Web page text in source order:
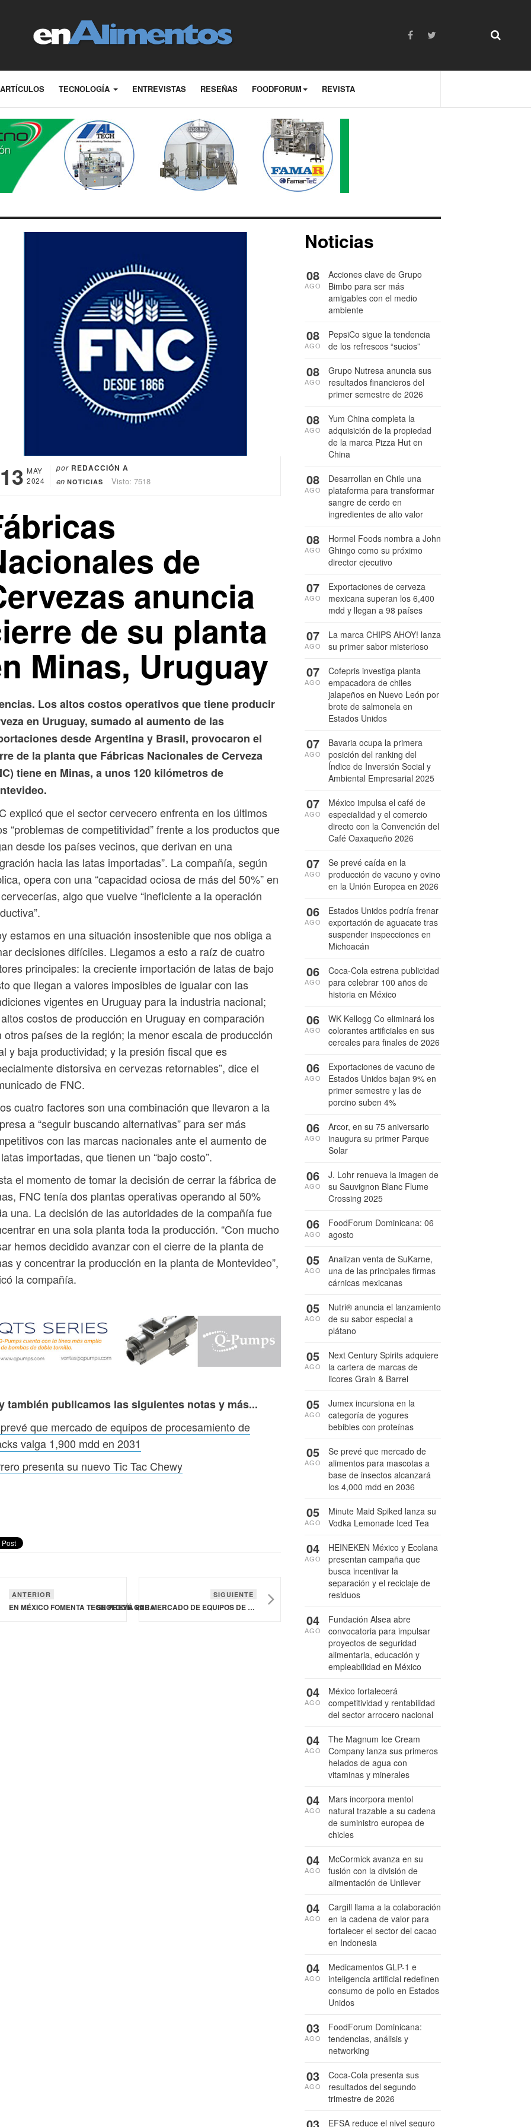
ARTÍCULOS TECNOLOGÍA ENTREVISTAS RESEÑAS FOODFORUM REVISTA
13 MAY
2024
por REDACCIÓN A
en NOTICIAS Visto: 7518
de
anuncia
de su planta
Minas, Uruguay
Los altos costos operativos que tiene producir
en Uruguay, sumado al aumento de las
desde Argentina y Brasil, provocaron el
de la planta que Fábricas Nacionales de Cerveza
tiene en Minas, a unos 120 kilómetros de
explicó que el sector cervecero enfrenta en los últimos
“problemas de competitividad” frente a los productos que
desde los países vecinos, que derivan en una
hacia las latas importadas”. La compañía, según
opera con una “capacidad ociosa de más del 50%” en
algo que vuelve “ineficiente a la operación
estamos en una situación insostenible que nos obliga a
decisiones difíciles. Llegamos a esto a raíz de cuatro
principales: la creciente importación de latas de bajo
que llegan a valores imposibles de igualar con las
vigentes en Uruguay para la industria nacional;
costos de producción en Uruguay en comparación
otros países de la región; la menor escala de producción
y baja productividad; y la presión fiscal que es
distorsiva en cervezas retornables”, dice el
de FNC.
cuatro factores son una combinación que llevaron a la
a “seguir buscando alternativas” para ser más
con las marcas nacionales ante el aumento de
importadas, que tienen un “bajo costo”.
el momento de tomar la decisión de cerrar la fábrica de
FNC tenía dos plantas operativas operando al 50%
una. La decisión de las autoridades de la compañía fue
en una sola planta toda la producción. “Con mucho
hemos decidido avanzar con el cierre de la planta de
y concentrar la producción en la planta de Montevideo”,
la compañía.
también publicamos las siguientes notas y más...
que mercado de equipos de procesamiento de
valga 1,900 mdd en 2031
presenta su nuevo Tic Tac Chewy
ANTERIOR
EN MÉXICO FOMENTA TECNOLOGÍA PARA CULTIVAR AHUAUTLE (AMARANTO) COMO ALTERNATIVA DE ALIMENTO
SIGUIENTE
SE PREVÉ QUE MERCADO DE EQUIPOS DE PROCESAMIENTO DE SNACKS VALGA 1,900 MDD EN 2031
Noticias
Acciones clave de Grupo
Bimbo para ser más
amigables con el medio
ambiente
08
AGO
PepsiCo sigue la tendencia
de los refrescos “sucios”
08
AGO
Grupo Nutresa anuncia sus
resultados financieros del
primer semestre de 2026
08
AGO
Yum China completa la
adquisición de la propiedad
de la marca Pizza Hut en
China
08
AGO
Desarrollan en Chile una
plataforma para transformar
sangre de cerdo en
ingredientes de alto valor
08
AGO
Hormel Foods nombra a John
Ghingo como su próximo
director ejecutivo
08
AGO
Exportaciones de cerveza
mexicana superan los 6,400
mdd y llegan a 98 países
07
AGO
La marca CHIPS AHOY! lanza
su primer sabor misterioso
07
AGO
Cofepris investiga planta
empacadora de chiles
jalapeños en Nuevo León por
brote de salmonela en
Estados Unidos
07
AGO
Bavaria ocupa la primera
posición del ranking del
Índice de Inversión Social y
Ambiental Empresarial 2025
07
AGO
México impulsa el café de
especialidad y el comercio
directo con la Convención del
Café Oaxaqueño 2026
07
AGO
Se prevé caída en la
producción de vacuno y ovino
en la Unión Europea en 2026
07
AGO
Estados Unidos podría frenar
exportación de aguacate tras
suspender inspecciones en
Michoacán
06
AGO
Coca-Cola estrena publicidad
para celebrar 100 años de
historia en México
06
AGO
WK Kellogg Co eliminará los
colorantes artificiales en sus
cereales para finales de 2026
06
AGO
Exportaciones de vacuno de
Estados Unidos bajan 9% en
primer semestre y las de
porcino suben 4%
06
AGO
Arcor, en su 75 aniversario
inaugura su primer Parque
Solar
06
AGO
J. Lohr renueva la imagen de
su Sauvignon Blanc Flume
Crossing 2025
06
AGO
FoodForum Dominicana: 06
agosto
06
AGO
Analizan venta de SuKarne,
una de las principales firmas
cárnicas mexicanas
05
AGO
Nutri® anuncia el lanzamiento
de su sabor especial a
plátano
05
AGO
Next Century Spirits adquiere
la cartera de marcas de
licores Grain & Barrel
05
AGO
Jumex incursiona en la
categoría de yogures
bebibles con proteínas
05
AGO
Se prevé que mercado de
alimentos para mascotas a
base de insectos alcanzará
los 4,000 mdd en 2036
05
AGO
Minute Maid Spiked lanza su
Vodka Lemonade Iced Tea
05
AGO
HEINEKEN México y Ecolana
presentan campaña que
busca incentivar la
separación y el reciclaje de
residuos
04
AGO
Fundación Alsea abre
convocatoria para impulsar
proyectos de seguridad
alimentaria, educación y
empleabilidad en México
04
AGO
México fortalecerá
competitividad y rentabilidad
del sector arrocero nacional
04
AGO
The Magnum Ice Cream
Company lanza sus primeros
helados de agua con
vitaminas y minerales
04
AGO
Mars incorpora mentol
natural trazable a su cadena
de suministro europea de
chicles
04
AGO
McCormick avanza en su
fusión con la división de
alimentación de Unilever
04
AGO
Cargill llama a la colaboración
en la cadena de valor para
fortalecer el sector del cacao
en Indonesia
04
AGO
Medicamentos GLP-1 e
inteligencia artificial redefinen
consumo de pollo en Estados
Unidos
04
AGO
FoodForum Dominicana:
tendencias, análisis y
networking
03
AGO
Coca-Cola presenta sus
resultados del segundo
trimestre de 2026
03
AGO
EFSA reduce el nivel seguro